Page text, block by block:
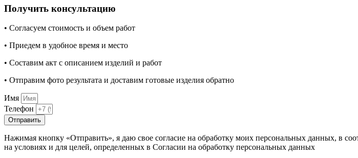
Получить консультацию
• Согласуем стоимость и объем работ
• Приедем в удобное время и место
• Составим акт с описанием изделий и работ
• Отправим фото результата и доставим готовые изделия обратно
Имя
Телефон
Отправить
Нажимая кнопку «Отправить», я даю свое согласие на обработку моих персональных данных, в
на условиях и для целей, определенных в Согласии на обработку персональных данных